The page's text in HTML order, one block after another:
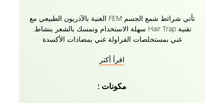
تأتي شرائط شمع الجسم FEM الغنية بالآذريون الطبيعي مع
تقنية Hair Trap سهلة الاستخدام وتمسك بالشعر بنشاط.
غني بمستخلصات الفراولة غني بمضادات الأكسدة
يترك لك بشرة ناعمة دون فوضى. مستخلص الفراولة له
على لمسة نهائية فائقة النعومة. حان الوقت للتوقف عن
اقرأ أكثر
مكونات :